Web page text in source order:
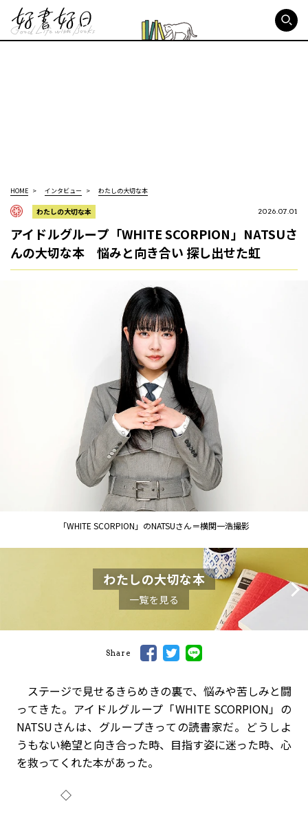
HOME インタビュー わたしの大切な本
わたしの大切な本 2026.07.01
アイドルグループ「WHITE SCORPION」NATSUさ
んの大切な本 悩みと向き合い 探し出せた虹
「WHITE SCORPION」のNATSUさん＝横関一浩撮影
わたしの大切な本
一覧を見る
Share
ステージで見せるきらめきの裏で、悩みや苦しみと闘
ってきた。アイドルグループ「WHITE SCORPION」の
NATSUさんは、グループきっての読書家だ。どうしよ
うもない絶望と向き合った時、目指す姿に迷った時、心
を救ってくれた本があった。
◇